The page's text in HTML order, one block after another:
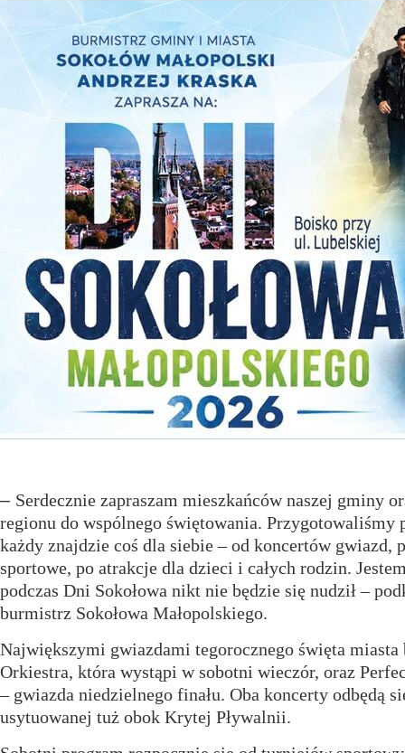
– Serdecznie zapraszam mieszkańców naszej gminy
regionu do wspólnego świętowania. Przygotowaliśmy
każdy znajdzie coś dla siebie – od koncertów gwiazd,
sportowe, po atrakcje dla dzieci i całych rodzin.
podczas Dni Sokołowa nikt nie będzie się nudził –
burmistrz Sokołowa Małopolskiego.
Największymi gwiazdami tegorocznego święta miasta
Orkiestra, która wystąpi w sobotni wieczór, oraz
– gwiazda niedzielnego finału. Oba koncerty odbędą
usytuowanej tuż obok Krytej Pływalnii.